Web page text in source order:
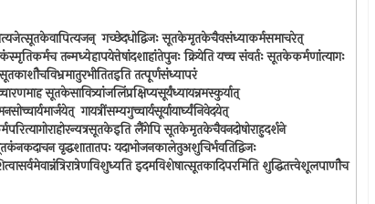
नत्यजेत्सूतकेवापित्यजन् ‍ गच्छेदधोद्विजः सूतकेमृतकेचैवसंध्याकर्मसमाचरेत्
तन्मध्येहापयेत्तेषांदशाहांतेपुनः क्रियेति यच्च संवर्तः सूतकेकर्मणांत्यागः
तत्पूर्णसंध्यापरं
सूतकेसावित्र्यांजलिंप्रक्षिप्यसूर्यंध्यायन्नमस्कुर्यात्
गायत्रींसम्यगुच्चार्यसूर्यायार्घ्यंनिवेदयेत्
लैंगेपि सूतकेमृतकेचैवनदोषोराहुदर्शने
वृद्धशातातपः यदाभोजनकालेतुअशुचिर्भवतिद्विजः
इदमविशेषात्सूतकादिपरमिति शुद्धितत्त्वेशूलपाणौच